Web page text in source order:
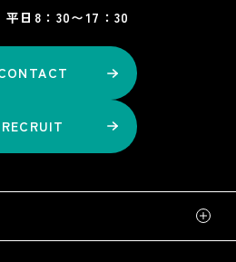
日8：30〜17：30
RECRUIT